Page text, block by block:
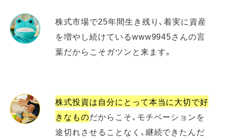
株式市場で25年間生き残り、着実に資産
を増やし続けているwww9945さんの言
葉だからこそガツンと来ます。
株式投資は自分にとって本当に大切で好
きなものだからこそ、モチベーションを
途切れさせることなく、継続できたんだ